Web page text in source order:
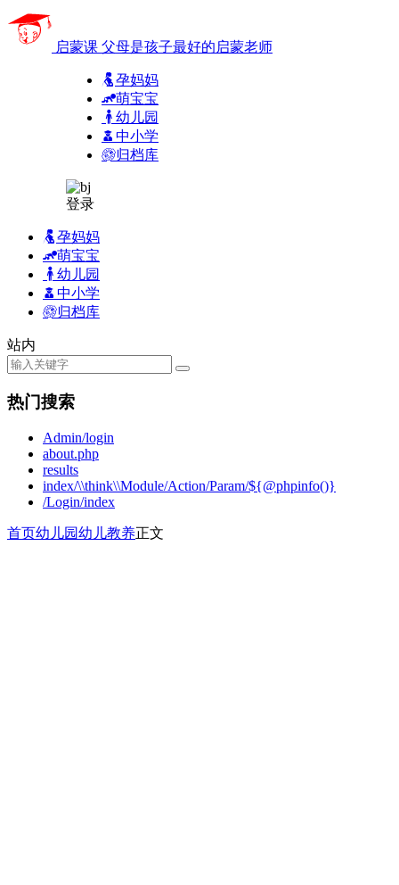
启蒙课 父母是孩子最好的启蒙老师
孕妈妈
萌宝宝
幼儿园
中小学
归档库
登录
孕妈妈
萌宝宝
幼儿园
中小学
归档库
站内
热门搜索
Admin/login
about.php
results
index/\\think\\Module/Action/Param/${@phpinfo()}
/Login/index
首页幼儿园幼儿教养正文